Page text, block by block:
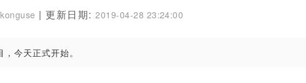
| 更新日期:2019-04-28 23:24:00
今天正式开始。